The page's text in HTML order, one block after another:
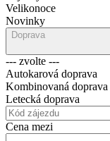
Velikonoce
Novinky
Doprava
--- zvolte ---
Autokarová doprava
Kombinovaná doprava
Letecká doprava
Cena mezi